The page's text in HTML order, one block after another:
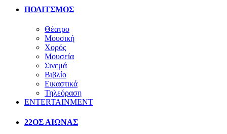
ΠΟΛΙΤΣΜΟΣ
Θέατρο
Μουσική
Χορός
Μουσεία
Σινεμά
Βιβλίο
Εικαστικά
Τηλεόραση
ENTERTAINMENT
22ΟΣ ΑΙΩΝΑΣ